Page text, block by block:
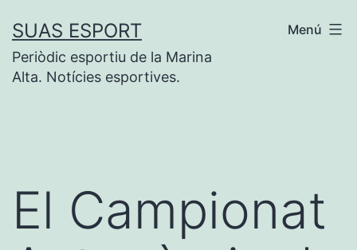
contingut
SUAS ESPORT
Periòdic esportiu de la Marina
Alta. Notícies esportives.
Menú
El Campionat